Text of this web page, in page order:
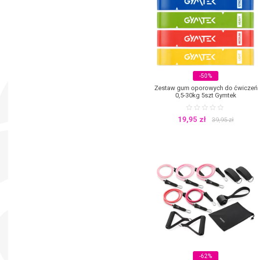
-50%
Zestaw gum oporowych do ćwiczeń
0,5-30kg 5szt Gymtek
19,95 zł 39,95zł
-62%